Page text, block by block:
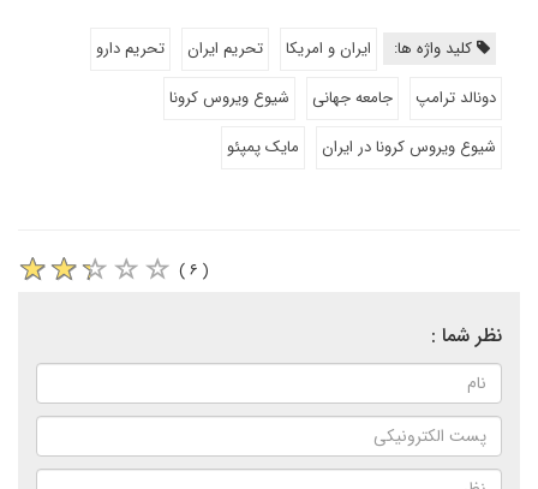
کلید واژه ها: ایران و امریکا تحریم ایران
تحریم دارو
دونالد ترامپ
جامعه جهانی
شیوع ویروس کرونا
شیوع ویروس کرونا در ایران
مایک پمپئو
( ۶ )
نظر شما :